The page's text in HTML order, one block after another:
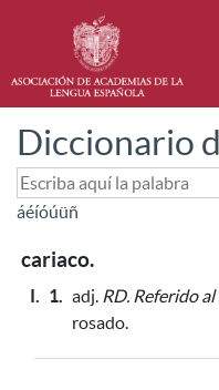
Diccionario
áéíóúüñ
cariaco.
I. 1. adj. RD. Referido
rosado.